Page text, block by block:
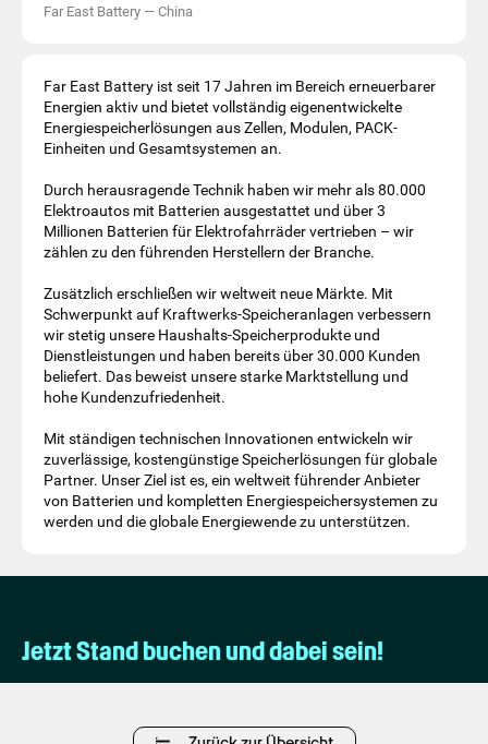
Far East Battery — China
Far East Battery ist seit 17 Jahren im Bereich erneuerbarer
Energien aktiv und bietet vollständig eigenentwickelte
Energiespeicherlösungen aus Zellen, Modulen, PACK-
Einheiten und Gesamtsystemen an.
Durch herausragende Technik haben wir mehr als 80.000
Elektroautos mit Batterien ausgestattet und über 3
Millionen Batterien für Elektrofahrräder vertrieben – wir
zählen zu den führenden Herstellern der Branche.
Zusätzlich erschließen wir weltweit neue Märkte. Mit
Schwerpunkt auf Kraftwerks-Speicheranlagen verbessern
wir stetig unsere Haushalts-Speicherprodukte und
Dienstleistungen und haben bereits über 30.000 Kunden
beliefert. Das beweist unsere starke Marktstellung und
hohe Kundenzufriedenheit.
Mit ständigen technischen Innovationen entwickeln wir
zuverlässige, kostengünstige Speicherlösungen für globale
Partner. Unser Ziel ist es, ein weltweit führender Anbieter
von Batterien und kompletten Energiespeichersystemen zu
werden und die globale Energiewende zu unterstützen.
Jetzt Stand buchen und dabei sein!